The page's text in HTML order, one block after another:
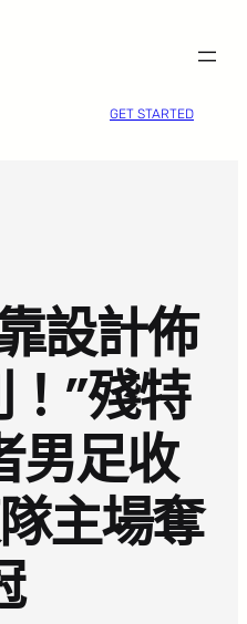
GET STARTED
設計佈
”殘特
男足收
主場奪